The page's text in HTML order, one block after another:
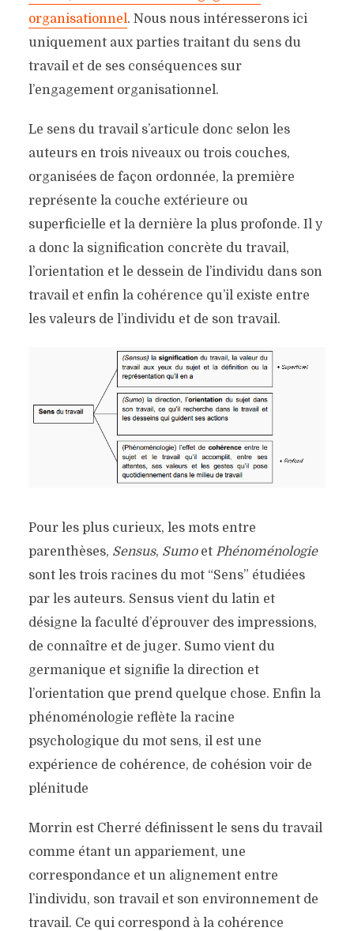
organisationnel. Nous nous intéresserons ici
uniquement aux parties traitant du sens du
travail et de ses conséquences sur
l’engagement organisationnel.
Le sens du travail s’articule donc selon les
auteurs en trois niveaux ou trois couches,
organisées de façon ordonnée, la première
représente la couche extérieure ou
superficielle et la dernière la plus profonde. Il y
a donc la signification concrète du travail,
l’orientation et le dessein de l’individu dans son
travail et enfin la cohérence qu’il existe entre
les valeurs de l’individu et de son travail.
Pour les plus curieux, les mots entre
parenthèses, Sensus, Sumoet Phénoménologie
sont les trois racines du mot “Sens” étudiées
par les auteurs. Sensus vient du latin et
désigne la faculté d’éprouver des impressions,
de connaître et de juger. Sumo vient du
germanique et signifie la direction et
l’orientation que prend quelque chose. Enfin la
phénoménologie reflète la racine
psychologique du mot sens, il est une
expérience de cohérence, de cohésion voir de
plénitude
Morrin est Cherré définissent le sens du travail
comme étant un appariement, une
correspondance et un alignement entre
l’individu, son travail et son environnement de
travail. Ce qui correspond à la cohérence